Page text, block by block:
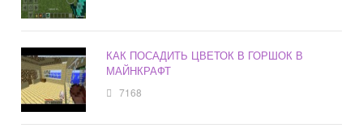
КАК ПОСАДИТЬ ЦВЕТОК В ГОРШОК В
МАЙНКРАФТ
7168